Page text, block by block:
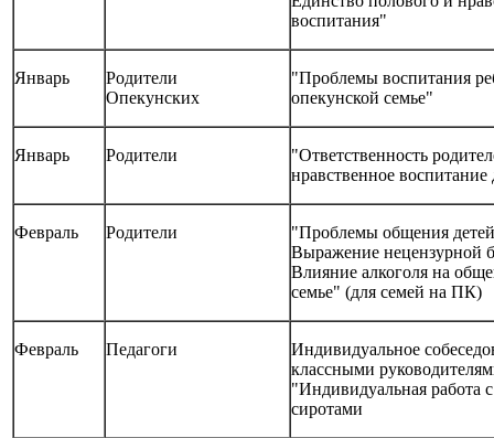
воспитания"
Январь
Родители
Опекунских
"Проблемы воспитания
опекунской семье"
Январь Родители
"Ответственность
нравственное воспитание
Февраль Родители
"Проблемы общения
Выражение нецензурной
Влияние алкоголя на
семье" (для семей на ПК)
Февраль Педагоги
Индивидуальное
классными
"Индивидуальная работа
сиротами